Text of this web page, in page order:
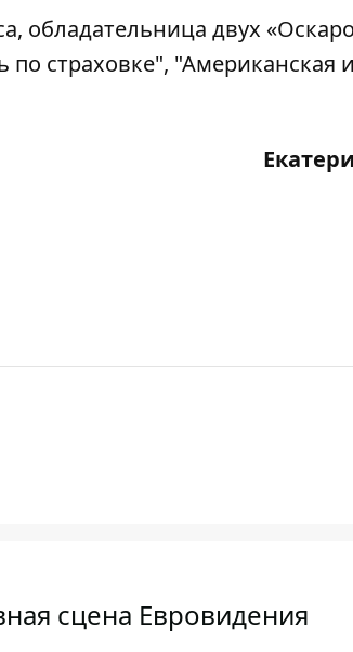
обладательница двух
страховке", "Американская
сцена Евровидения